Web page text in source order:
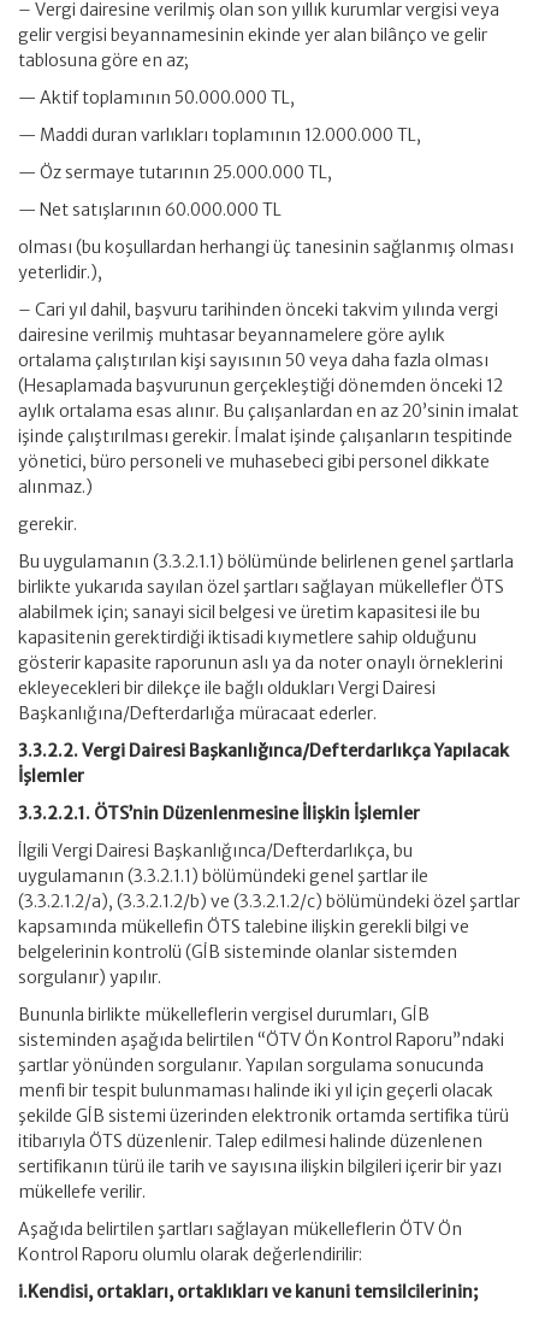
– Vergi dairesine verilmiş olan son yıllık kurumlar vergisi veya
gelir vergisi beyannamesinin ekinde yer alan bilânço ve gelir
tablosuna göre en az;
— Aktif toplamının 50.000.000 TL,
— Maddi duran varlıkları toplamının 12.000.000 TL,
— Öz sermaye tutarının 25.000.000 TL,
— Net satışlarının 60.000.000 TL
olması (bu koşullardan herhangi üç tanesinin sağlanmış olması
yeterlidir.),
– Cari yıl dahil, başvuru tarihinden önceki takvim yılında vergi
dairesine verilmiş muhtasar beyannamelere göre aylık
ortalama çalıştırılan kişi sayısının 50 veya daha fazla olması
(Hesaplamada başvurunun gerçekleştiği dönemden önceki 12
aylık ortalama esas alınır. Bu çalışanlardan en az 20’sinin imalat
işinde çalıştırılması gerekir. İmalat işinde çalışanların tespitinde
yönetici, büro personeli ve muhasebeci gibi personel dikkate
alınmaz.)
gerekir.
Bu uygulamanın (3.3.2.1.1) bölümünde belirlenen genel şartlarla
birlikte yukarıda sayılan özel şartları sağlayan mükellefler ÖTS
alabilmek için; sanayi sicil belgesi ve üretim kapasitesi ile bu
kapasitenin gerektirdiği iktisadi kıymetlere sahip olduğunu
gösterir kapasite raporunun aslı ya da noter onaylı örneklerini
ekleyecekleri bir dilekçe ile bağlı oldukları Vergi Dairesi
Başkanlığına/Defterdarlığa müracaat ederler.
3.3.2.2. Vergi Dairesi Başkanlığınca/Defterdarlıkça Yapılacak
İşlemler
3.3.2.2.1. ÖTS’nin Düzenlenmesine İlişkin İşlemler
İlgili Vergi Dairesi Başkanlığınca/Defterdarlıkça, bu
uygulamanın (3.3.2.1.1) bölümündeki genel şartlar ile
(3.3.2.1.2/a), (3.3.2.1.2/b) ve (3.3.2.1.2/c) bölümündeki özel şartlar
kapsamında mükellefin ÖTS talebine ilişkin gerekli bilgi ve
belgelerinin kontrolü (GİB sisteminde olanlar sistemden
sorgulanır) yapılır.
Bununla birlikte mükelleflerin vergisel durumları, GİB
sisteminden aşağıda belirtilen “ÖTV Ön Kontrol Raporu”ndaki
şartlar yönünden sorgulanır. Yapılan sorgulama sonucunda
menfi bir tespit bulunmaması halinde iki yıl için geçerli olacak
şekilde GİB sistemi üzerinden elektronik ortamda sertifika türü
itibarıyla ÖTS düzenlenir. Talep edilmesi halinde düzenlenen
sertifikanın türü ile tarih ve sayısına ilişkin bilgileri içerir bir yazı
mükellefe verilir.
Aşağıda belirtilen şartları sağlayan mükelleflerin ÖTV Ön
Kontrol Raporu olumlu olarak değerlendirilir:
i.Kendisi, ortakları, ortaklıkları ve kanuni temsilcilerinin;